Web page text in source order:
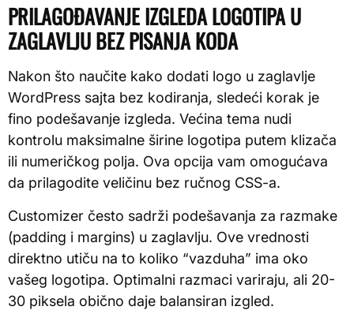
PRILAGOĐAVANJE IZGLEDA LOGOTIPA U
ZAGLAVLJU BEZ PISANJA KODA
Nakon što naučite kako dodati logo u zaglavlje
WordPress sajta bez kodiranja, sledeći korak je
fino podešavanje izgleda. Većina tema nudi
kontrolu maksimalne širine logotipa putem klizača
ili numeričkog polja. Ova opcija vam omogućava
da prilagodite veličinu bez ručnog CSS-a.
Customizer često sadrži podešavanja za razmake
(padding i margins) u zaglavlju. Ove vrednosti
direktno utiču na to koliko “vazduha” ima oko
vašeg logotipa. Optimalni razmaci variraju, ali 20-
30 piksela obično daje balansiran izgled.